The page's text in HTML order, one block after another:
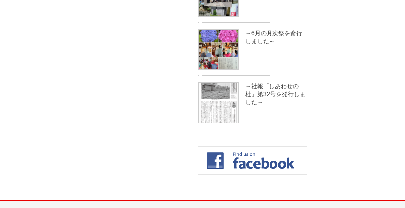
～6月の月次祭を斎行
しました～
～社報「しあわせの
杜」第32号を発行しま
した～